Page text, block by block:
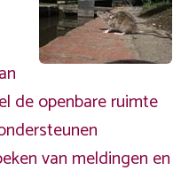
de openbare ruimte
van meldingen en